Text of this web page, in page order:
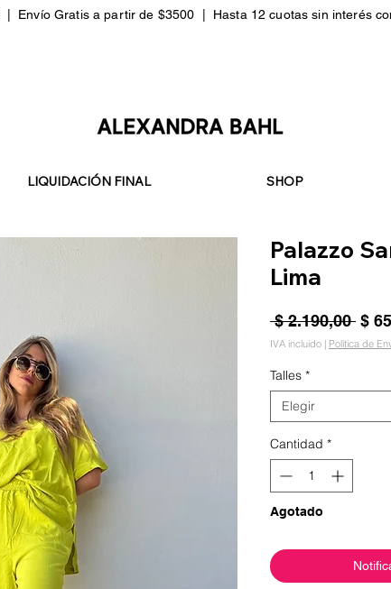
Envío Gratis a partir de $3500 | Hasta 12 cuotas sin interés
LIQUIDACIÓN FINAL SHOP
Palazzo
Lima
$ 2.190,00 $
IVA incluido | Política de
Talles *
Elegir
Cantidad *
Agotado